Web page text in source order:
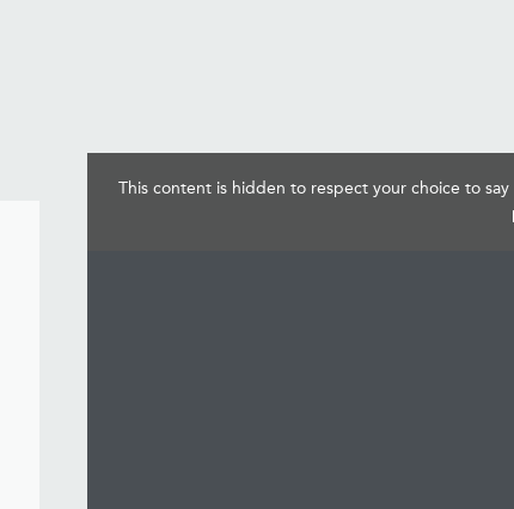
This content is hidden to respect your choice to